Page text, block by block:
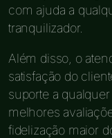
com ajuda a
tranquilizador.
Além disso, o
satisfação do
suporte a
melhores
fidelização maior